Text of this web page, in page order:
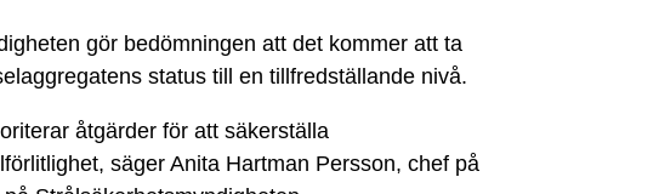
gör bedömningen att det kommer att ta
status till en tillfredställande nivå.
åtgärder för att säkerställa
säger Anita Hartman Persson, chef på